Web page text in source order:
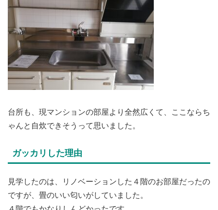
台所も、現マンションの部屋より全然広くて、ここならち
ゃんと自炊できそうって思いました。
ガッカリした理由
見学したのは、リノベーションした４階のお部屋だったの
ですが、畳のいい匂いがしていました。